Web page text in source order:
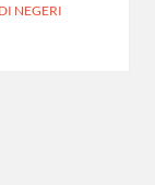
NEGERI